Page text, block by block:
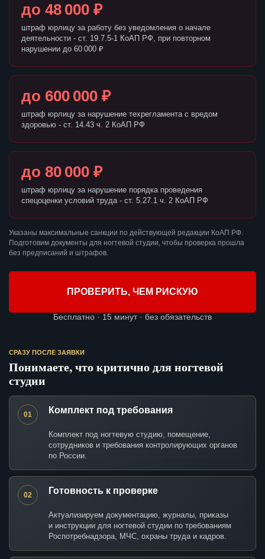
до 48 000 ₽
штраф юрлицу за работу без уведомления о начале
деятельности - ст. 19.7.5-1 КоАП РФ, при повторном
нарушении до 60 000 ₽
до 600 000 ₽
штраф юрлицу за нарушение техрегламента с вредом
здоровью - ст. 14.43 ч. 2 КоАП РФ
до 80 000 ₽
штраф юрлицу за нарушение порядка проведения
спецоценки условий труда - ст. 5.27.1 ч. 2 КоАП РФ
Указаны максимальные санкции по действующей редакции КоАП РФ.
Подготовим документы для ногтевой студии, чтобы проверка прошла
без предписаний и штрафов.
ПРОВЕРИТЬ, ЧЕМ РИСКУЮ
Бесплатно · 15 минут · без обязательств
СРАЗУ ПОСЛЕ ЗАЯВКИ
Понимаете, что критично для ногтевой
студии
01 Комплект под требования
Комплект под ногтевую студию, помещение,
сотрудников и требования контролирующих органов
по России.
02 Готовность к проверке
Актуализируем документацию, журналы, приказы
и инструкции для ногтевой студии по требованиям
Роспотребнадзора, МЧС, охраны труда и кадров.